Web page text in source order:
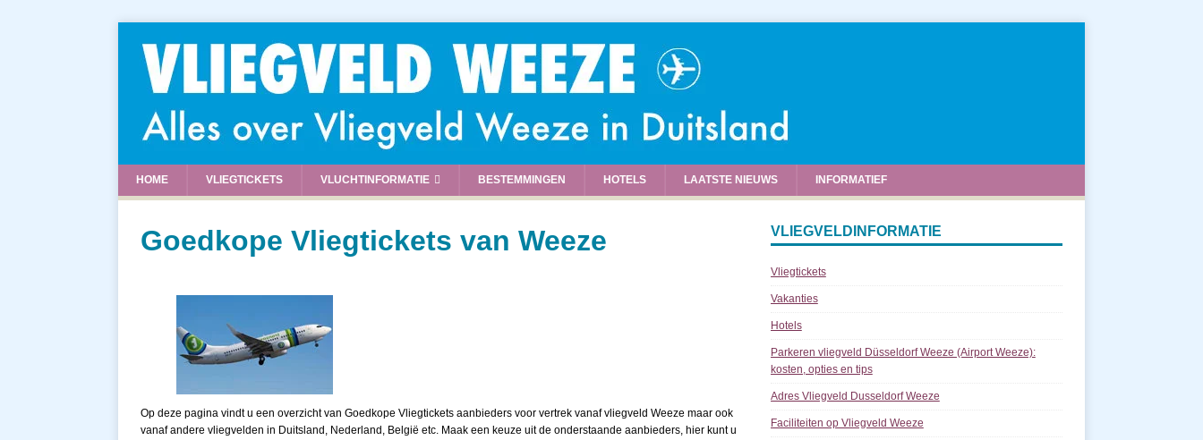
HOME VLIEGTICKETS VLUCHTINFORMATIE BESTEMMINGEN HOTELS LAATSTE NIEUWS INFORMATIEF
Goedkope Vliegtickets van Weeze
Op deze pagina vindt u een overzicht van Goedkope Vliegtickets aanbieders voor vertrek vanaf vliegveld Weeze maar ook
vanaf andere vliegvelden in Duitsland, Nederland, België etc. Maak een keuze uit de onderstaande aanbieders, hier kunt u
VLIEGVELDINFORMATIE
Vliegtickets
Vakanties
Hotels
Parkeren vliegveld Düsseldorf Weeze (Airport Weeze):
kosten, opties en tips
Adres Vliegveld Dusseldorf Weeze
Faciliteiten op Vliegveld Weeze